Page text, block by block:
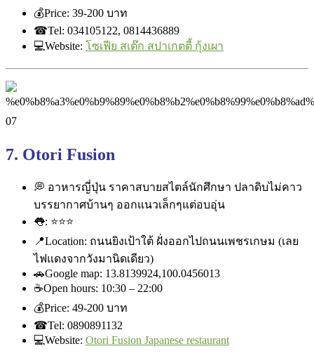
💰Price: ‎39-200 บาท
☎Tel: 034105122, 0814436889
💻Website: โซเฟีย สเต๊ก สปาเกตตี้ กุ้งเผา
7. Otori Fusion
💭 อาหารญี่ปุ่น ราคาสบายสไตล์นักศึกษา ปลาดิบไม่คาว
บรรยากาศบ้านๆ ออกแนวเล็กๆแต่อบอุ่น
👅: ⭐⭐⭐
📍Location: ถนนยิงเป้าใต้ ฝั่งออกไปถนนเพชรเกษม (เลย
ไฟแดงจากวังมานิดเดียว)
🚗Google map: 13.8139924,100.0456013
☕Open hours: 10:30 – 22:00
💰Price: ‎49-200 บาท
☎Tel: 0890891132
💻Website: Otori Fusion Japanese restaurant